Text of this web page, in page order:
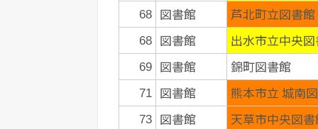
68 図書館 芦北町立図書館
68 図書館 出水市立中央
69 図書館 錦町図書館
71 図書館 熊本市立 城南
73 図書館 天草市中央図